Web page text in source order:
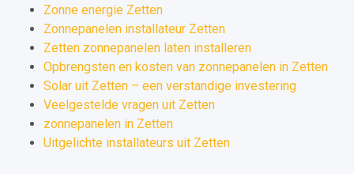
Zonne energie Zetten
Zonnepanelen installateur Zetten
Zetten zonnepanelen laten installeren
Opbrengsten en kosten van zonnepanelen in Zetten
Solar uit Zetten – een verstandige investering
Veelgestelde vragen uit Zetten
zonnepanelen in Zetten
Uitgelichte installateurs uit Zetten